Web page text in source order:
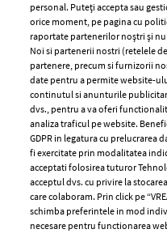
ELLE Style Awards
2024
Despre ELLE
Romania
Contact
Abonamente
personal. Puteți accepta sau
orice moment, pe pagina cu
raportate partenerilor noștri și nu
Noi si partenerii nostri (retelele
partenere, precum si furnizorii
date pentru a permite website-
continutul si anunturile
dvs., pentru a va oferi
analiza traficul pe website.
GDPR in legatura cu prelucrarea
fi exercitate prin modalitatea
acceptati folosirea tuturor
acceptul dvs. cu privire la
care colaboram. Prin click pe
schimba preferintele in mod
necesare pentru functionarea